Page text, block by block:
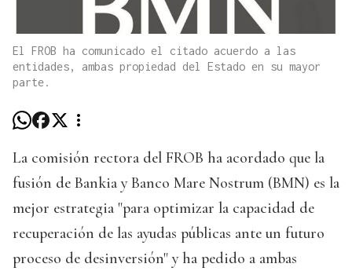
El FROB ha comunicado el citado acuerdo a las
entidades, ambas propiedad del Estado en su mayor
parte.
La comisión rectora del FROB ha acordado que la
fusión de Bankia y Banco Mare Nostrum (BMN) es la
mejor estrategia "para optimizar la capacidad de
recuperación de las ayudas públicas ante un futuro
proceso de desinversión" y ha pedido a ambas